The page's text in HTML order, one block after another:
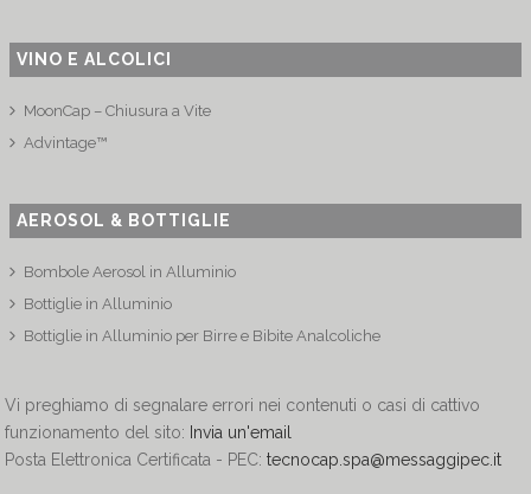
VINO E ALCOLICI
MoonCap – Chiusura a Vite
Advintage™
AEROSOL & BOTTIGLIE
Bombole Aerosol in Alluminio
Bottiglie in Alluminio
Bottiglie in Alluminio per Birre e Bibite Analcoliche
Vi preghiamo di segnalare errori nei contenuti o casi di cattivo
funzionamento del sito: Invia un'email
Posta Elettronica Certificata - PEC:tecnocap.spa@messaggipec.it